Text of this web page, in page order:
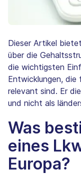
Dieser Artikel
über die
die wichtigsten
Entwicklungen,
relevant sind. Er
und nicht als
Was
eines
Europa?